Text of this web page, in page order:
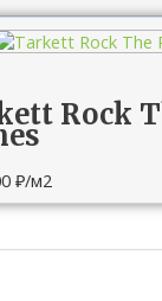
Rock
₽/м2